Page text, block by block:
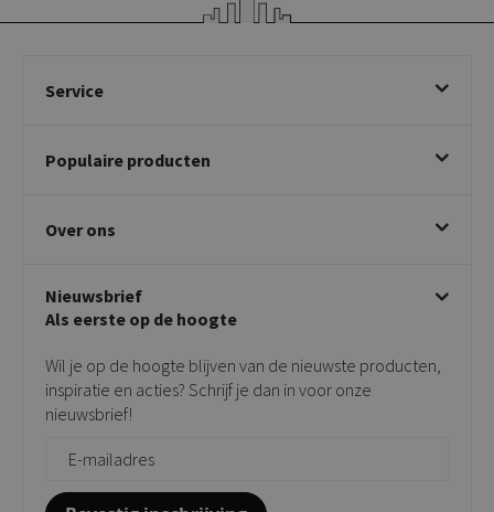
Service
Betalen & annuleren
Klachtafhandeling
Privacy policy
Populaire producten
Draaibare eetkamerstoelen
Taupe stoelen
Tuinstoelen
Bijzettafels
Over ons
Showroom
Contact
Onderhoudsproducten
Vloerbescherming
Giftcards
Nieuwsbrief
Als eerste op de hoogte
Wil je op de hoogte blijven van de nieuwste producten,
inspiratie en acties? Schrijf je dan in voor onze
nieuwsbrief!